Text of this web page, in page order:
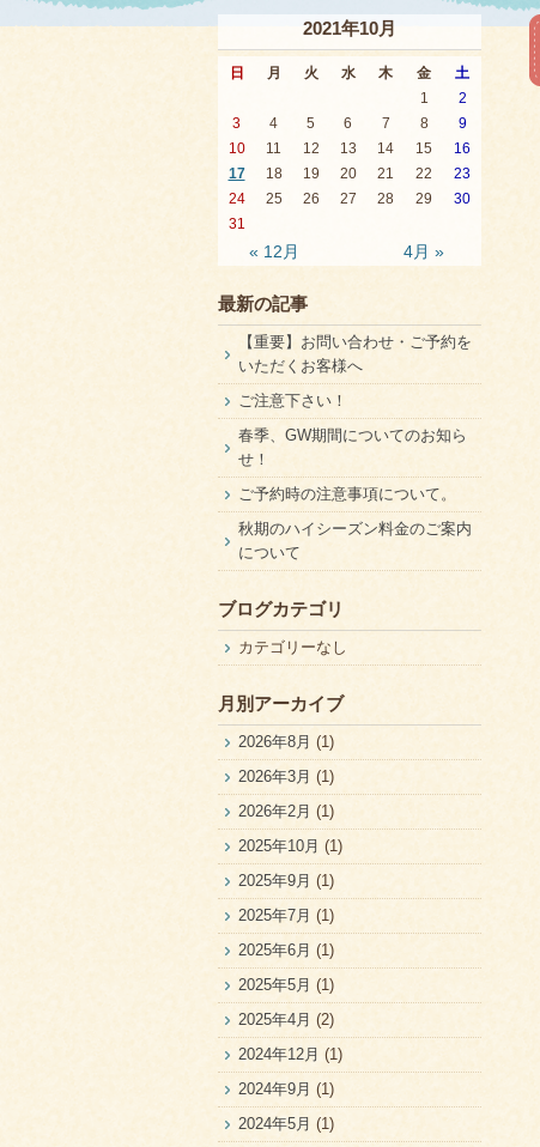
2021年10月
日 月 火 水 木 金 土
« 12月 4月 »
1
2
3
4 5 6 7 8
9
10
11 12 13 14 15
16
17
18 19 20 21 22
23
24
25 26 27 28 29
30
31
最新の記事
【重要】お問い合わせ・ご予約を
いただくお客様へ
ご注意下さい！
春季、GW期間についてのお知ら
せ！
ご予約時の注意事項について。
秋期のハイシーズン料金のご案内
について
ブログカテゴリ
カテゴリーなし
月別アーカイブ
2026年8月 (1)
2026年3月 (1)
2026年2月 (1)
2025年10月 (1)
2025年9月 (1)
2025年7月 (1)
2025年6月 (1)
2025年5月 (1)
2025年4月 (2)
2024年12月 (1)
2024年9月 (1)
2024年5月 (1)